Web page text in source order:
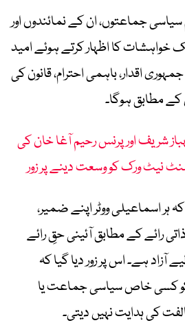
جماعتوں، ان کے نمائندوں اور
خواہشات کا اظہار کرتے ہوئے امید
اقدار، باہمی احترام، قانون کی
کے مطابق ہوگا۔
شریف اور پرنس رحیم آغا خان کی
نیٹ ورک کو وسعت دینے پر زور
ہر اسماعیلی ووٹر اپنے ضمیر،
رائے کے مطابق آئینی حقِ رائے
ہے۔ اس پر زور دیا گیا کہ
کو کسی خاص سیاسی جماعت یا
کی ہدایت نہیں دیتی۔